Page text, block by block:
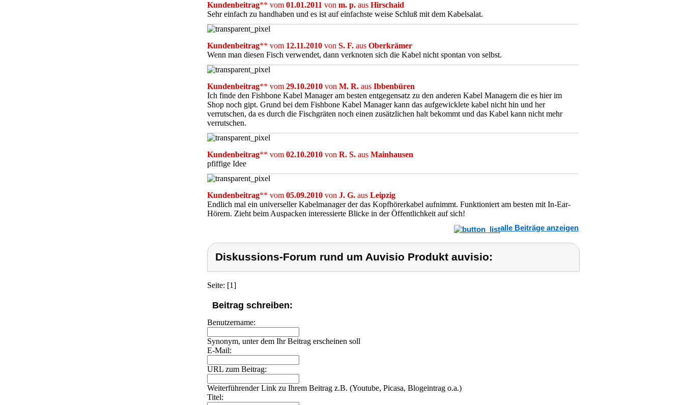
Kundenbeitrag** vom 01.01.2011 von m. p. aus Hirschaid
Sehr einfach zu handhaben und es ist auf einfachste weise Schluß mit dem Kabelsalat.
Kundenbeitrag** vom 12.11.2010 von S. F. aus Oberkrämer
Wenn man diesen Fisch verwendet, dann verknoten sich die Kabel nicht spontan von selbst.
Kundenbeitrag** vom 29.10.2010 von M. R. aus Ibbenbüren
Ich finde den Fishbone Kabel Manager am besten entgegensatz zu den anderen Kabel Managern die es hier im
Shop noch gipt. Grund bei dem Fishbone Kabel Manager kann das aufgewicklete kabel nicht hin und her
verrutschen, da es durch die Fischgräten noch einen zusätzlichen halt bekommt und das Kabel kann nicht mehr
verrutschen.
Kundenbeitrag** vom 02.10.2010 von R. S. aus Mainhausen
pfiffige Idee
Kundenbeitrag** vom 05.09.2010 von J. G. aus Leipzig
Endlich mal ein universeller Kabelmanager der das Kopfhörerkabel aufnimmt. Funktioniert am besten mit In-Ear-
Hörern. Zieht beim Auspacken interessierte Blicke in der Öffentlichkeit auf sich!
alle Beiträge anzeigen
Diskussions-Forum rund um Auvisio Produkt auvisio:
Seite: [1]
Beitrag schreiben:
Benutzername:
Synonym, unter dem Ihr Beitrag erscheinen soll
E-Mail:
URL zum Beitrag:
Weiterführender Link zu Ihrem Beitrag z.B. (Youtube, Picasa, Blogeintrag o.a.)
Titel: